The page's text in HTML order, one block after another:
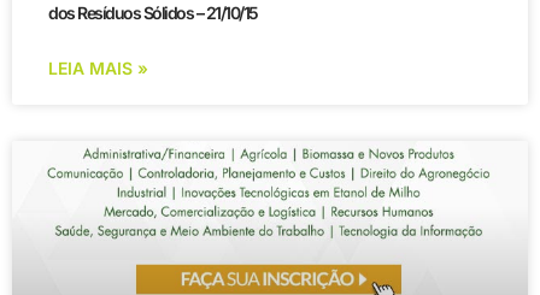
dos Resíduos Sólidos – 21/10/15
LEIA MAIS »